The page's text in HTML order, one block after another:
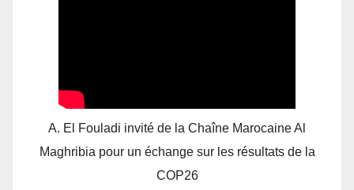
A. El Fouladi invité de la Chaîne Marocaine Al
Maghribia pour un échange sur les résultats de la
COP26